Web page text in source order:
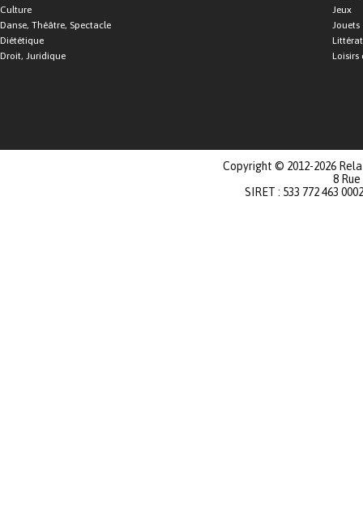
Culture
Danse, Théâtre, Spectacle
Diététique
Droit, Juridique
Jeux
Jouets
Loisirs
Copyright © 2012-2026
8
SIRET : 533 772 463